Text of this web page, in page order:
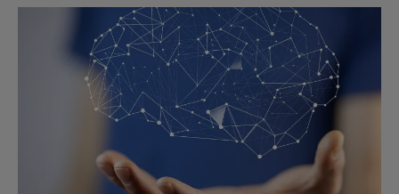
Dağıtım Blogu